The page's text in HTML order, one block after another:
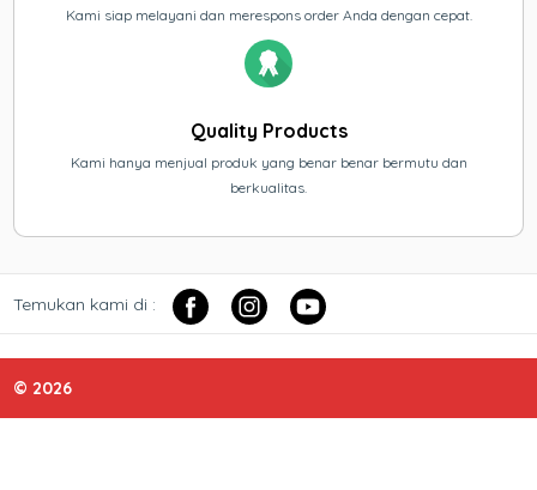
Kami siap melayani dan merespons order Anda dengan cepat.
Quality Products
Kami hanya menjual produk yang benar benar bermutu dan
berkualitas.
Temukan kami di :
© 2026